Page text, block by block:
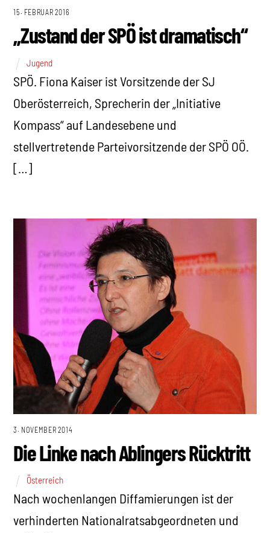
15. FEBRUAR 2016
„Zustand der SPÖ ist dramatisch“
Jugend
SPÖ. Fiona Kaiser ist Vorsitzende der SJ
Oberösterreich, Sprecherin der „Initiative
Kompass“ auf Landesebene und
stellvertretende Parteivorsitzende der SPÖ OÖ.
[…]
3. NOVEMBER 2014
Die Linke nach Ablingers Rücktritt
Österreich
Nach wochenlangen Diffamierungen ist der
verhinderten Nationalratsabgeordneten und